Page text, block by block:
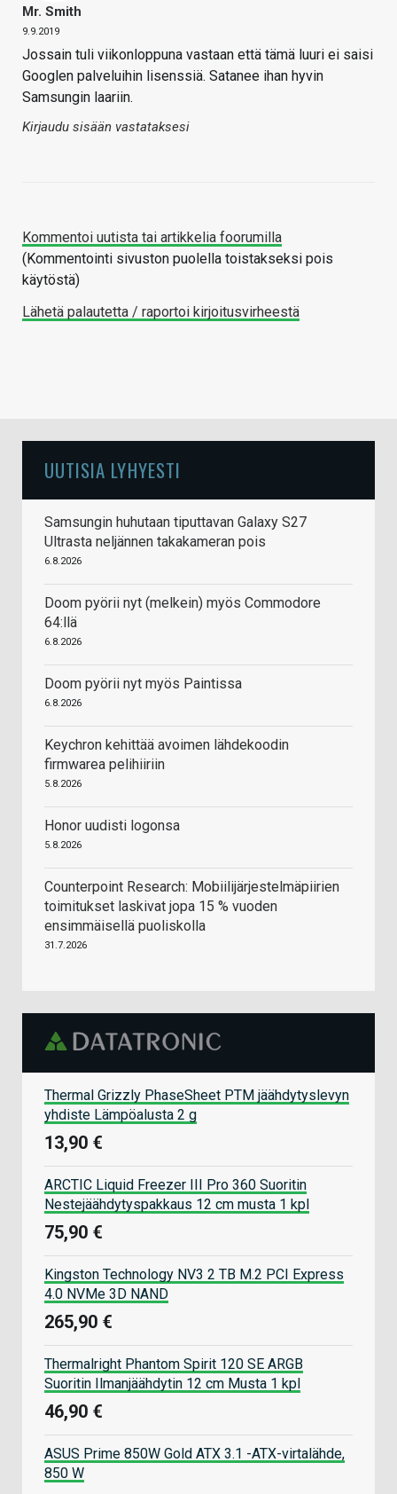
Mr. Smith
9.9.2019
Jossain tuli viikonloppuna vastaan että tämä luuri ei saisi
Googlen palveluihin lisenssiä. Satanee ihan hyvin
Samsungin laariin.
Kirjaudu sisään vastataksesi
Kommentoi uutista tai artikkelia foorumilla
(Kommentointi sivuston puolella toistakseksi pois
käytöstä)
Lähetä palautetta / raportoi kirjoitusvirheestä
UUTISIA LYHYESTI
Samsungin huhutaan tiputtavan Galaxy S27
Ultrasta neljännen takakameran pois
6.8.2026
Doom pyörii nyt (melkein) myös Commodore
64:llä
6.8.2026
Doom pyörii nyt myös Paintissa
6.8.2026
Keychron kehittää avoimen lähdekoodin
firmwarea pelihiiriin
5.8.2026
Honor uudisti logonsa
5.8.2026
Counterpoint Research: Mobiilijärjestelmäpiirien
toimitukset laskivat jopa 15 % vuoden
ensimmäisellä puoliskolla
31.7.2026
Thermal Grizzly PhaseSheet PTM jäähdytyslevyn
yhdiste Lämpöalusta 2 g
13,90 €
ARCTIC Liquid Freezer III Pro 360 Suoritin
Nestejäähdytyspakkaus 12 cm musta 1 kpl
75,90 €
Kingston Technology NV3 2 TB M.2 PCI Express
4.0 NVMe 3D NAND
265,90 €
Thermalright Phantom Spirit 120 SE ARGB
Suoritin Ilmanjäähdytin 12 cm Musta 1 kpl
46,90 €
ASUS Prime 850W Gold ATX 3.1 -ATX-virtalähde,
850 W